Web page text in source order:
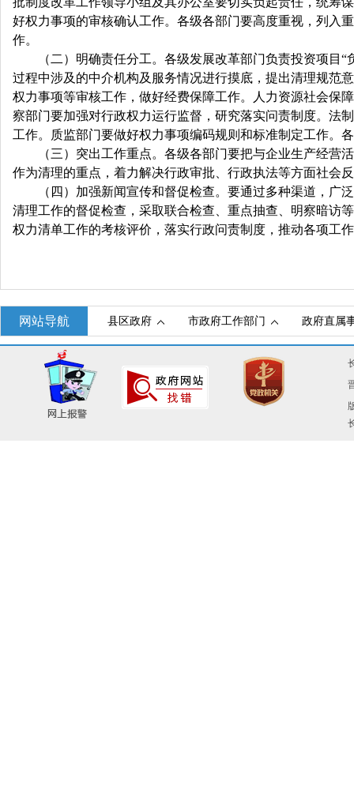
好权力事项的审核确认工作。各级各部门要高度重视，列入
作。
（二）明确责任分工。各级发展改革部门负责投资项目“
过程中涉及的中介机构及服务情况进行摸底，提出清理规范
权力事项等审核工作，做好经费保障工作。人力资源社会保
察部门要加强对行政权力运行监督，研究落实问责制度。法
工作。质监部门要做好权力事项编码规则和标准制定工作。
（三）突出工作重点。各级各部门要把与企业生产经营活
作为清理的重点，着力解决行政审批、行政执法等方面社会
（四）加强新闻宣传和督促检查。要通过多种渠道，广泛
清理工作的督促检查，采取联合检查、重点抽查、明察暗访
权力清单工作的考核评价，落实行政问责制度，推动各项工
网站导航 县区政府 市政府工作部门 政府直属